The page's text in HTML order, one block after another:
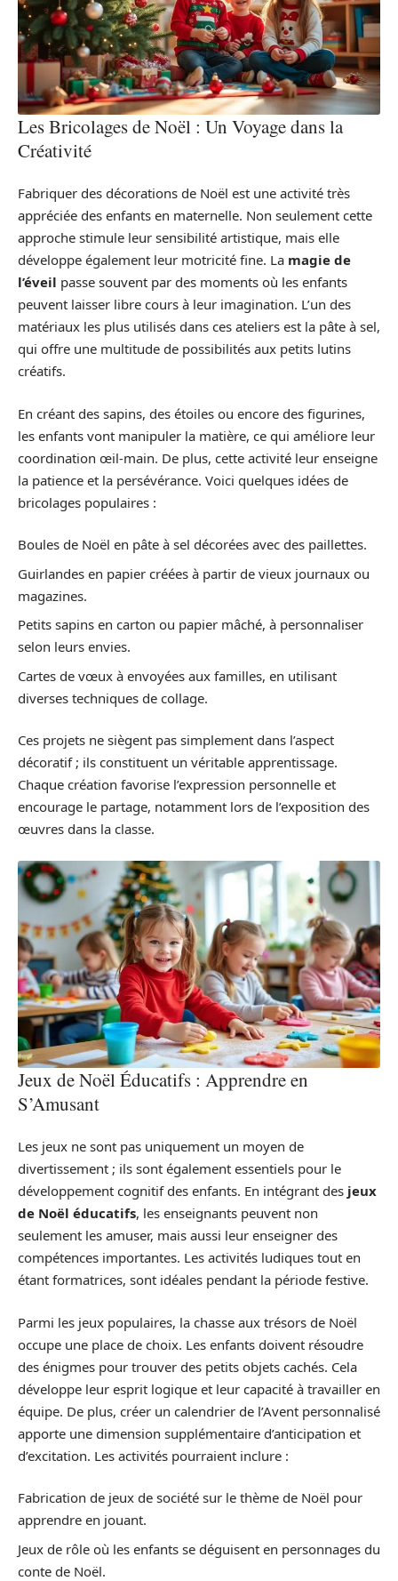
Les Bricolages de Noël : Un Voyage dans la
Créativité
Fabriquer des décorations de Noël est une activité très
appréciée des enfants en maternelle. Non seulement cette
approche stimule leur sensibilité artistique, mais elle
développe également leur motricité fine. La magie de
l’éveil passe souvent par des moments où les enfants
peuvent laisser libre cours à leur imagination. L’un des
matériaux les plus utilisés dans ces ateliers est la pâte à sel,
qui offre une multitude de possibilités aux petits lutins
créatifs.
En créant des sapins, des étoiles ou encore des figurines,
les enfants vont manipuler la matière, ce qui améliore leur
coordination œil-main. De plus, cette activité leur enseigne
la patience et la persévérance. Voici quelques idées de
bricolages populaires :
Boules de Noël en pâte à sel décorées avec des paillettes.
Guirlandes en papier créées à partir de vieux journaux ou
magazines.
Petits sapins en carton ou papier mâché, à personnaliser
selon leurs envies.
Cartes de vœux à envoyées aux familles, en utilisant
diverses techniques de collage.
Ces projets ne siègent pas simplement dans l’aspect
décoratif ; ils constituent un véritable apprentissage.
Chaque création favorise l’expression personnelle et
encourage le partage, notamment lors de l’exposition des
œuvres dans la classe.
Jeux de Noël Éducatifs : Apprendre en
S’Amusant
Les jeux ne sont pas uniquement un moyen de
divertissement ; ils sont également essentiels pour le
développement cognitif des enfants. En intégrant des jeux
de Noël éducatifs, les enseignants peuvent non
seulement les amuser, mais aussi leur enseigner des
compétences importantes. Les activités ludiques tout en
étant formatrices, sont idéales pendant la période festive.
Parmi les jeux populaires, la chasse aux trésors de Noël
occupe une place de choix. Les enfants doivent résoudre
des énigmes pour trouver des petits objets cachés. Cela
développe leur esprit logique et leur capacité à travailler en
équipe. De plus, créer un calendrier de l’Avent personnalisé
apporte une dimension supplémentaire d’anticipation et
d’excitation. Les activités pourraient inclure :
Fabrication de jeux de société sur le thème de Noël pour
apprendre en jouant.
Jeux de rôle où les enfants se déguisent en personnages du
conte de Noël.